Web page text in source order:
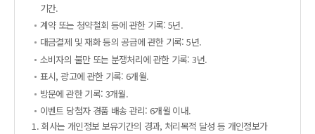
기간.
계약 또는 청약철회 등에 관한 기록: 5년.
대금결제 및 재화 등의 공급에 관한 기록: 5년.
소비자의 불만 또는 분쟁처리에 관한 기록: 3년.
표시, 광고에 관한 기록: 6개월.
방문에 관한 기록: 3개월.
이벤트 당첨자 경품 배송 관리: 6개월 이내.
1. 회사는 개인정보 보유기간의 경과, 처리목적 달성 등 개인정보가